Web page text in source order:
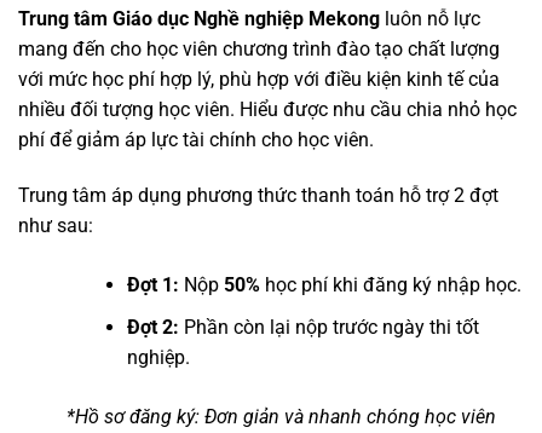
Trung tâm Giáo dục Nghề nghiệp Mekong luôn nỗ lực
mang đến cho học viên chương trình đào tạo chất lượng
với mức học phí hợp lý, phù hợp với điều kiện kinh tế của
nhiều đối tượng học viên. Hiểu được nhu cầu chia nhỏ học
phí để giảm áp lực tài chính cho học viên.
Trung tâm áp dụng phương thức thanh toán hỗ trợ 2 đợt
như sau:
Đợt 1: Nộp 50%học phí khi đăng ký nhập học.
Đợt 2: Phần còn lại nộp trước ngày thi tốt
nghiệp.
*Hồ sơ đăng ký: Đơn giản và nhanh chóng học viên